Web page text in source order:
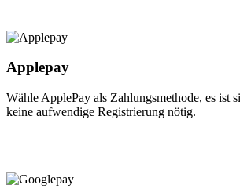
Applepay
Wähle ApplePay als Zahlungsmethode, es ist
keine aufwendige Registrierung nötig.